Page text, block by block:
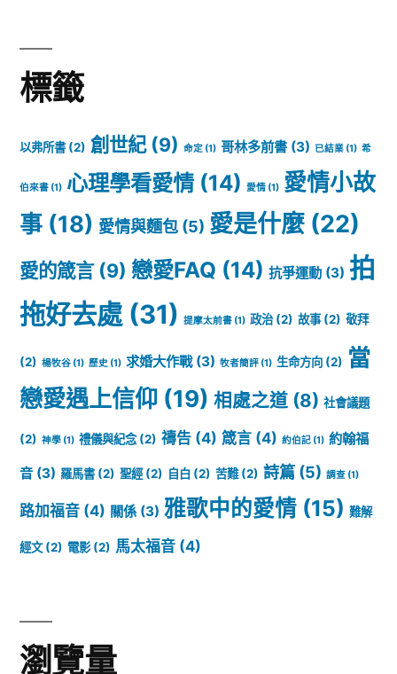
標籤
以弗所書(2) 創世紀(9) 命定 (1) 哥林多前書 (3) 已結業 (1) 希
伯來書 (1) 心理學看愛情(14) 愛情 (1) 愛情小故
事 (18) 愛情與麵包 (5) 愛是什麼 (22)
愛的箴言(9) 戀愛FAQ (14) 抗爭運動 (3) 拍
拖好去處(31) 提摩太前書 (1) 政治(2) 故事(2) 敬拜
(2) 楊牧谷 (1) 歷史 (1) 求婚大作戰(3) 牧者簡評 (1) 生命方向 (2) 當
戀愛遇上信仰 (19) 相處之道 (8) 社會議題
(2) 神學 (1) 禮儀與紀念(2) 禱告 (4) 箴言 (4) 約伯記 (1) 約翰福
音 (3) 羅馬書(2) 聖經(2) 自白 (2) 苦難(2) 詩篇 (5) 調查 (1)
路加福音 (4) 關係 (3) 雅歌中的愛情 (15) 難解
經文(2) 電影(2) 馬太福音 (4)
瀏覽量